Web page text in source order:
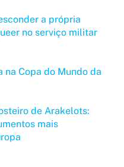
a própria
no serviço militar
na Copa do Mundo da
de Arakelots:
mais